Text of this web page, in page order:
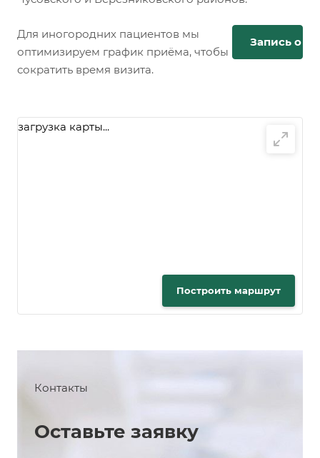
Для иногородних пациентов мы
оптимизируем график приёма, чтобы
сократить время визита.
Запись
загрузка карты...
Построить маршрут
Контакты
Оставьте заявку